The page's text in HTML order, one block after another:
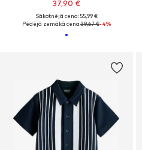
37,90 €
Sākotnējā cena: 55,99 €
Pēdējā zemākā cena:39,67 €-4%